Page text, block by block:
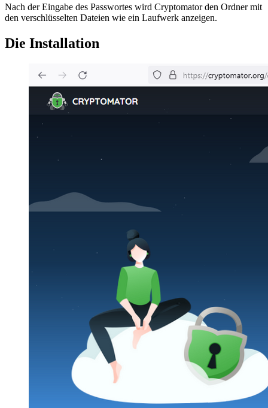
Nach der Eingabe des Passwortes wird Cryptomator den Ordner mit
den verschlüsselten Dateien wie ein Laufwerk anzeigen.
Die Installation